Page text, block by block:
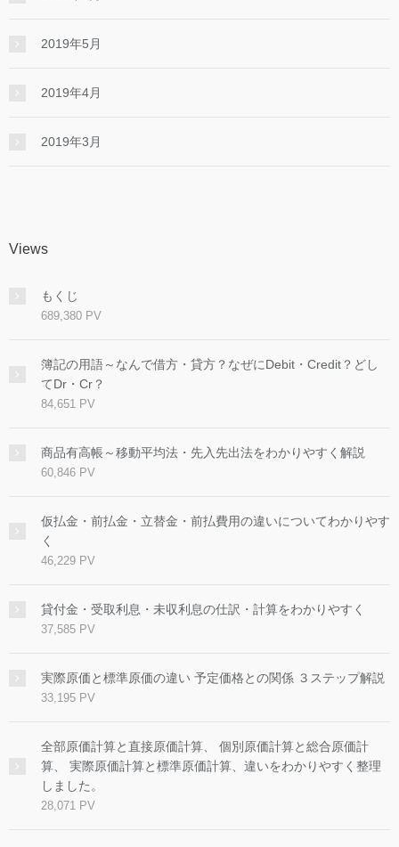
2019年5月
2019年4月
2019年3月
Views
もくじ
689,380 PV
簿記の用語～なんで借方・貸方？なぜにDebit・Credit？どし
てDr・Cr？
84,651 PV
商品有高帳～移動平均法・先入先出法をわかりやすく解説
60,846 PV
仮払金・前払金・立替金・前払費用の違いについてわかりやす
く
46,229 PV
貸付金・受取利息・未収利息の仕訳・計算をわかりやすく
37,585 PV
実際原価と標準原価の違い 予定価格との関係 ３ステップ解説
33,195 PV
全部原価計算と直接原価計算、 個別原価計算と総合原価計
算、 実際原価計算と標準原価計算、違いをわかりやすく整理
しました。
28,071 PV